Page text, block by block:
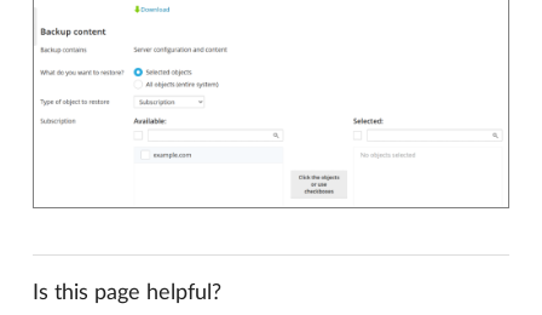
Is this page helpful?